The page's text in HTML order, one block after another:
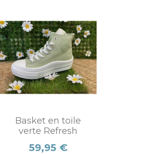
Basket en toile
verte Refresh
Prix
59,95 €